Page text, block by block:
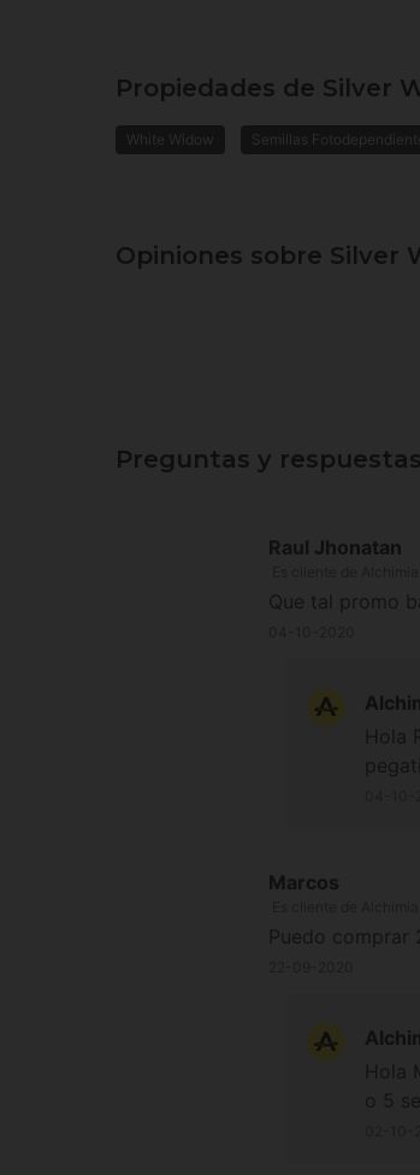
Propiedades de Silver
White Widow Semillas
Opiniones sobre Silver
Preguntas y respuestas
Raul Jhonatan
Que tal promo
Marcos
Puedo comprar